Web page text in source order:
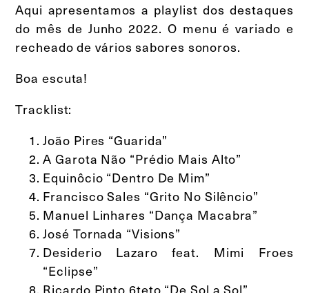
Aqui apresentamos a playlist dos destaques
do mês de Junho 2022. O menu é variado e
recheado de vários sabores sonoros.
Boa escuta!
Tracklist:
João Pires “Guarida”
A Garota Não “Prédio Mais Alto”
Equinôcio “Dentro De Mim”
Francisco Sales “Grito No Silêncio”
Manuel Linhares “Dança Macabra”
José Tornada “Visions”
Desiderio Lazaro feat. Mimi Froes
“Eclipse”
Ricardo Pinto 6teto “De Sol a Sol”